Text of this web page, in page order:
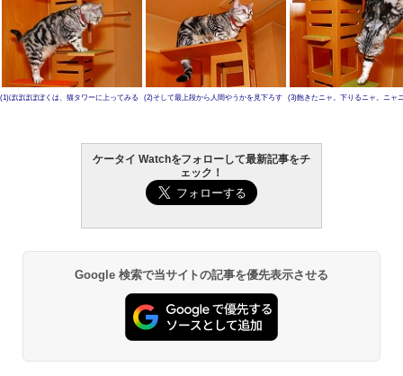
(1)ぼぼぼぼぼくは、猫タワーに上ってみる (2)そして最上段から人間やうかを見下ろす (3)飽きたニャ。下りるニャ。ニャ
ケータイ Watchをフォローして最新記事をチ
ェック！
Google 検索で当サイトの記事を優先表示させる